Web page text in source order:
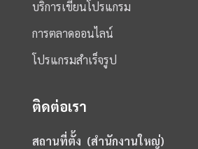
บริการเขียนโปรแกรม
การตลาดออนไลน์
โปรแกรมสำเร็จรูป
ติดต่อเรา
สถานที่ตั้ง (สำนักงานใหญ่)